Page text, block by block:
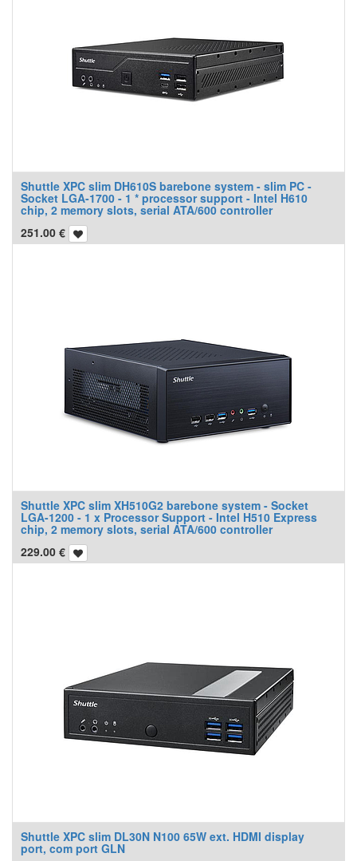
Shuttle XPC slim DH610S barebone system - slim PC -
Socket LGA-1700 - 1 * processor support - Intel H610
chip, 2 memory slots, serial ATA/600 controller
251.00 €
Shuttle XPC slim XH510G2 barebone system - Socket
LGA-1200 - 1 x Processor Support - Intel H510 Express
chip, 2 memory slots, serial ATA/600 controller
229.00 €
Shuttle XPC slim DL30N N100 65W ext. HDMI display
port, com port GLN